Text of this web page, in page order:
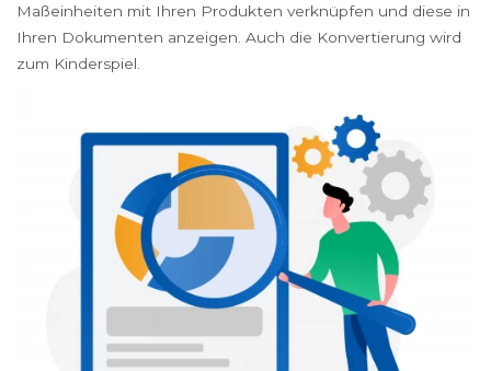
Maßeinheiten mit Ihren Produkten verknüpfen und diese in
Ihren Dokumenten anzeigen. Auch die Konvertierung wird
zum Kinderspiel.